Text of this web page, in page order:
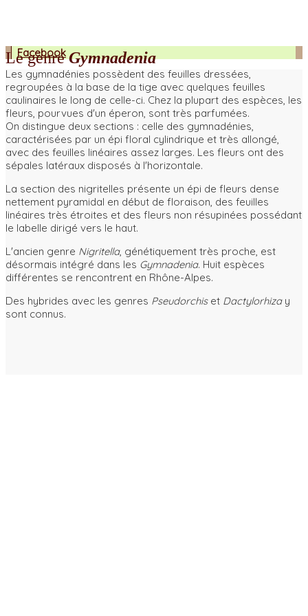
Facebook
Le genreGymnadenia
Les gymnadénies possèdent des feuilles dressées,
regroupées à la base de la tige avec quelques feuilles
caulinaires le long de celle-ci. Chez la plupart des espèces, les
fleurs, pourvues d'un éperon, sont très parfumées.
On distingue deux sections : celle des gymnadénies,
caractérisées par un épi floral cylindrique et très allongé,
avec des feuilles linéaires assez larges. Les fleurs ont des
sépales latéraux disposés à l'horizontale.
La section des nigritelles présente un épi de fleurs dense
nettement pyramidal en début de floraison, des feuilles
linéaires très étroites et des fleurs non résupinées possédant
le labelle dirigé vers le haut.
L'ancien genre Nigritella, génétiquement très proche, est
désormais intégré dans les Gymnadenia. Huit espèces
différentes se rencontrent en Rhône-Alpes.
Des hybrides avec les genres Pseudorchiset Dactylorhizay
sont connus.